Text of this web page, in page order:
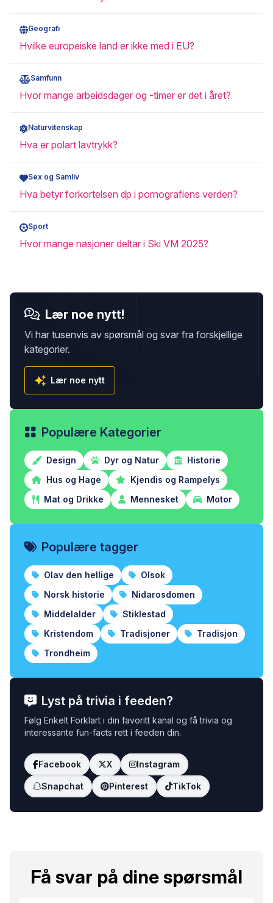
Geografi
Hvilke europeiske land er ikke med i EU?
Samfunn
Hvor mange arbeidsdager og -timer er det i året?
Naturvitenskap
Hva er polart lavtrykk?
Sex og Samliv
Hva betyr forkortelsen dp i pornografiens verden?
Sport
Hvor mange nasjoner deltar i Ski VM 2025?
Lær noe nytt!
Vi har tusenvis av spørsmål og svar fra forskjellige
kategorier.
Lær noe nytt
Populære Kategorier
Design Dyr og Natur
Historie
Hus og Hage
Kjendis og Rampelys
Mat og Drikke
Mennesket Motor
Populære tagger
Olav den hellige
Olsok
Norsk historie
Nidarosdomen
Middelalder
Stiklestad
Kristendom
Tradisjoner
Tradisjon
Trondheim
Lyst på trivia i feeden?
Følg Enkelt Forklart i din favoritt kanal og få trivia og
interessante fun-facts rett i feeden din.
Facebook X Instagram
Snapchat Pinterest TikTok
Få svar på dine spørsmål